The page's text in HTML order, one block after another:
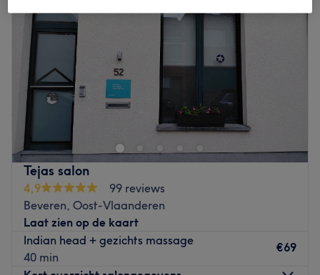
Tejas salon
4,9
99 reviews
Beveren, Oost-Vlaanderen
Laat zien op de kaart
Indian head + gezichts massage
40 min
€69